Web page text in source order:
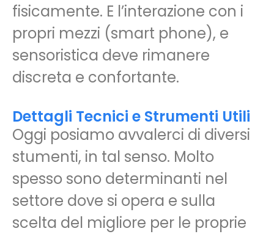
fisicamente. E l’interazione con i
propri mezzi (smart phone), e
sensoristica deve rimanere
discreta e confortante.
Dettagli Tecnici e Strumenti Utili
Oggi posiamo avvalerci di diversi
stumenti, in tal senso. Molto
spesso sono determinanti nel
settore dove si opera e sulla
scelta del migliore per le proprie